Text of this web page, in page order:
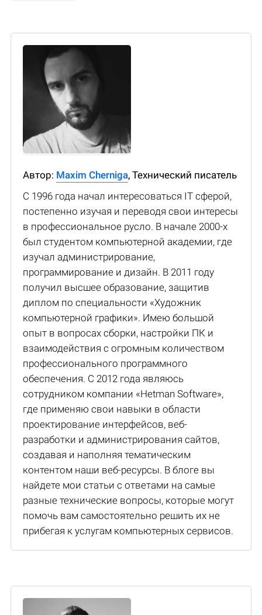
Автор: Maxim Cherniga, Технический писатель
С 1996 года начал интересоваться IT сферой,
постепенно изучая и переводя свои интересы
в профессиональное русло. В начале 2000-х
был студентом компьютерной академии, где
изучал администрирование,
программирование и дизайн. В 2011 году
получил высшее образование, защитив
диплом по специальности «Художник
компьютерной графики». Имею большой
опыт в вопросах сборки, настройки ПК и
взаимодействия с огромным количеством
профессионального программного
обеспечения. С 2012 года являюсь
сотрудником компании «Hetman Software»,
где применяю свои навыки в области
проектирование интерфейсов, веб-
разработки и администрирования сайтов,
создавая и наполняя тематическим
контентом наши веб-ресурсы. В блоге вы
найдете мои статьи с ответами на самые
разные технические вопросы, которые могут
помочь вам самостоятельно решить их не
прибегая к услугам компьютерных сервисов.